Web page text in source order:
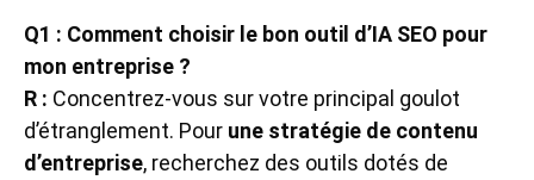
Q1 : Comment choisir le bon outil d’IA SEO pour
mon entreprise ?
R : Concentrez-vous sur votre principal goulot
d’étranglement. Pour une stratégie de contenu
d’entreprise, recherchez des outils dotés de